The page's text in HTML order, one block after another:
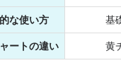
な使い方 基
ートの違い 黄